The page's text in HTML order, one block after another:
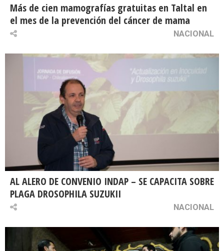
Más de cien mamografías gratuitas en Taltal en
el mes de la prevención del cáncer de mama
NACIONAL
AL ALERO DE CONVENIO INDAP – SE CAPACITA SOBRE
PLAGA DROSOPHILA SUZUKII
NACIONAL